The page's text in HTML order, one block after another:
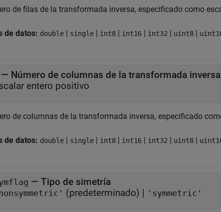
de filas de la transformada inversa, especificado como
de datos: double | single | int8 | int16 | int32 | uint8 |
— Número de columnas de la transformada inversa
entero positivo
de columnas de la transformada inversa, especificado
de datos: double | single | int8 | int16 | int32 | uint8 |
— Tipo de simetría
(predeterminado) | 'symmetric'